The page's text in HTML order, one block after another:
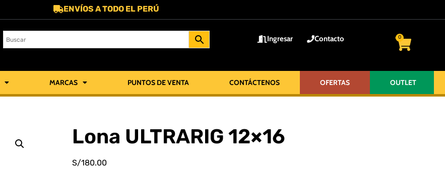
ENVÍOS A TODO EL PERÚ
Ingresar Contacto 0
MARCAS PUNTOS DE VENTA CONTÁCTENOS OFERTAS OUTLET
Lona ULTRARIG 12×16
S/180.00